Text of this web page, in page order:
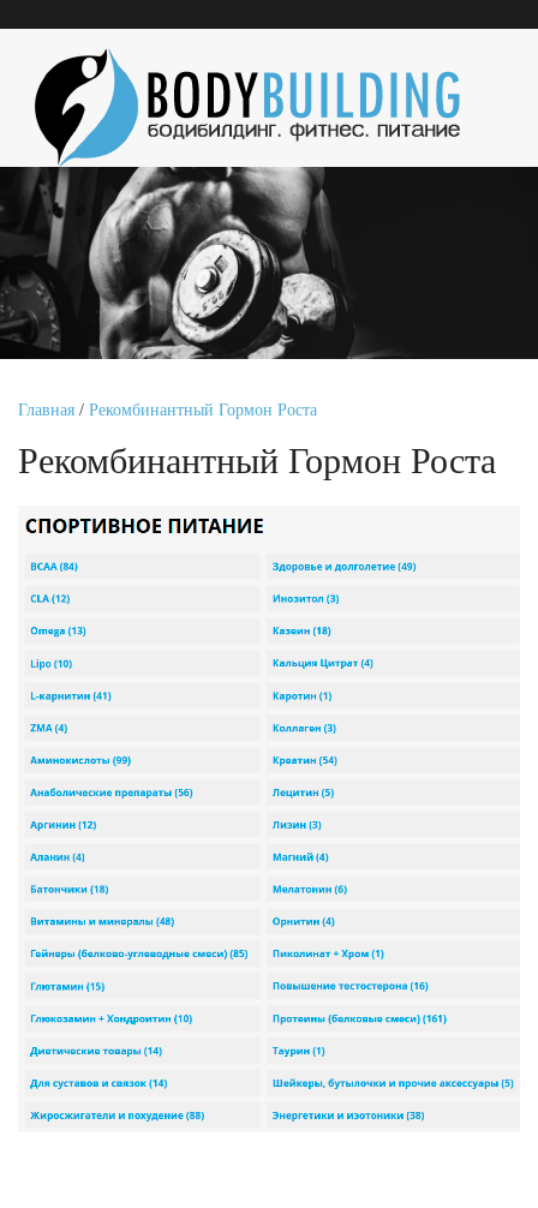
Главная / Рекомбинантный Гормон Роста
Рекомбинантный Гормон Роста